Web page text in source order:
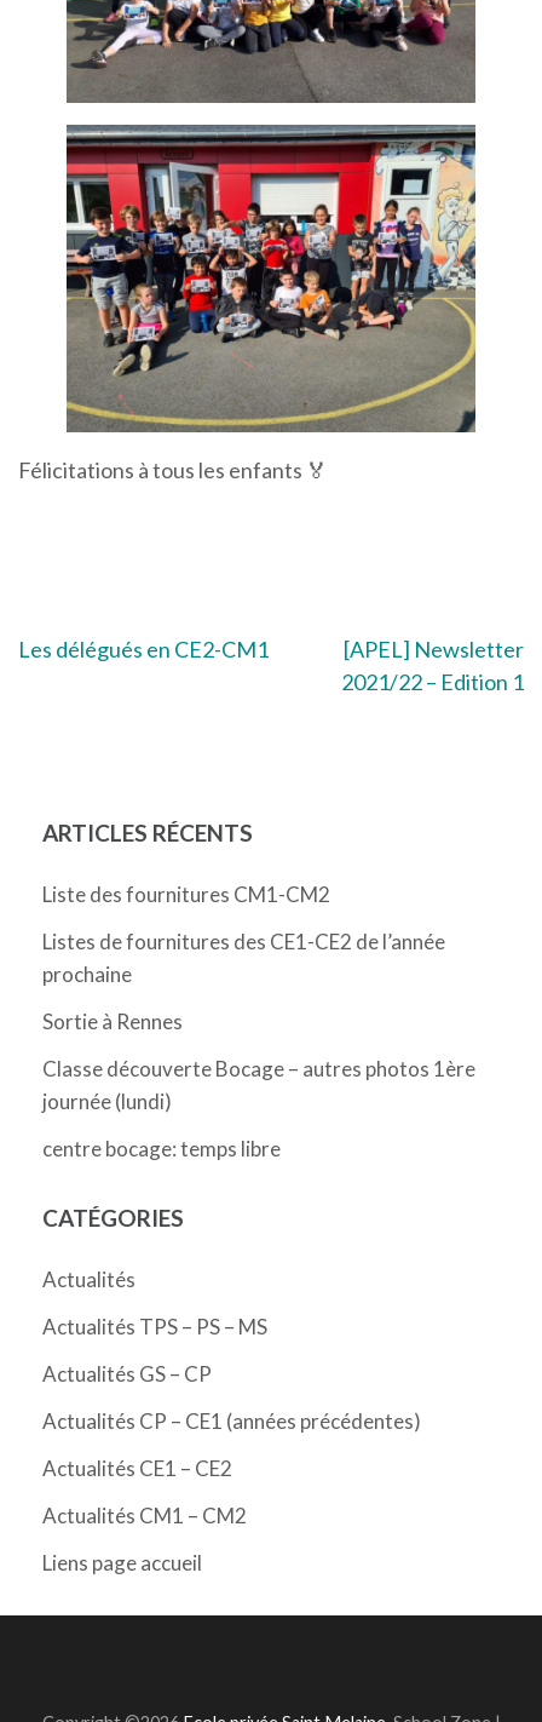
Félicitations à tous les enfants 🏅
Navigation
Les délégués en CE2-CM1
[APEL] Newsletter
2021/22 – Edition 1
ARTICLES RÉCENTS
Liste des fournitures CM1-CM2
Listes de fournitures des CE1-CE2 de l’année
prochaine
Sortie à Rennes
Classe découverte Bocage – autres photos 1ère
journée (lundi)
centre bocage: temps libre
CATÉGORIES
Actualités
Actualités TPS – PS – MS
Actualités GS – CP
Actualités CP – CE1 (années précédentes)
Actualités CE1 – CE2
Actualités CM1 – CM2
Liens page accueil